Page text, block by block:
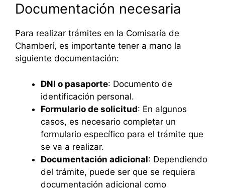
Documentación necesaria
Para realizar trámites en la Comisaría de
Chamberí, es importante tener a mano la
siguiente documentación:
DNI o pasaporte: Documento de
identificación personal.
Formulario de solicitud: En algunos
casos, es necesario completar un
formulario específico para el trámite que
se va a realizar.
Documentación adicional: Dependiendo
del trámite, puede ser que se requiera
documentación adicional como